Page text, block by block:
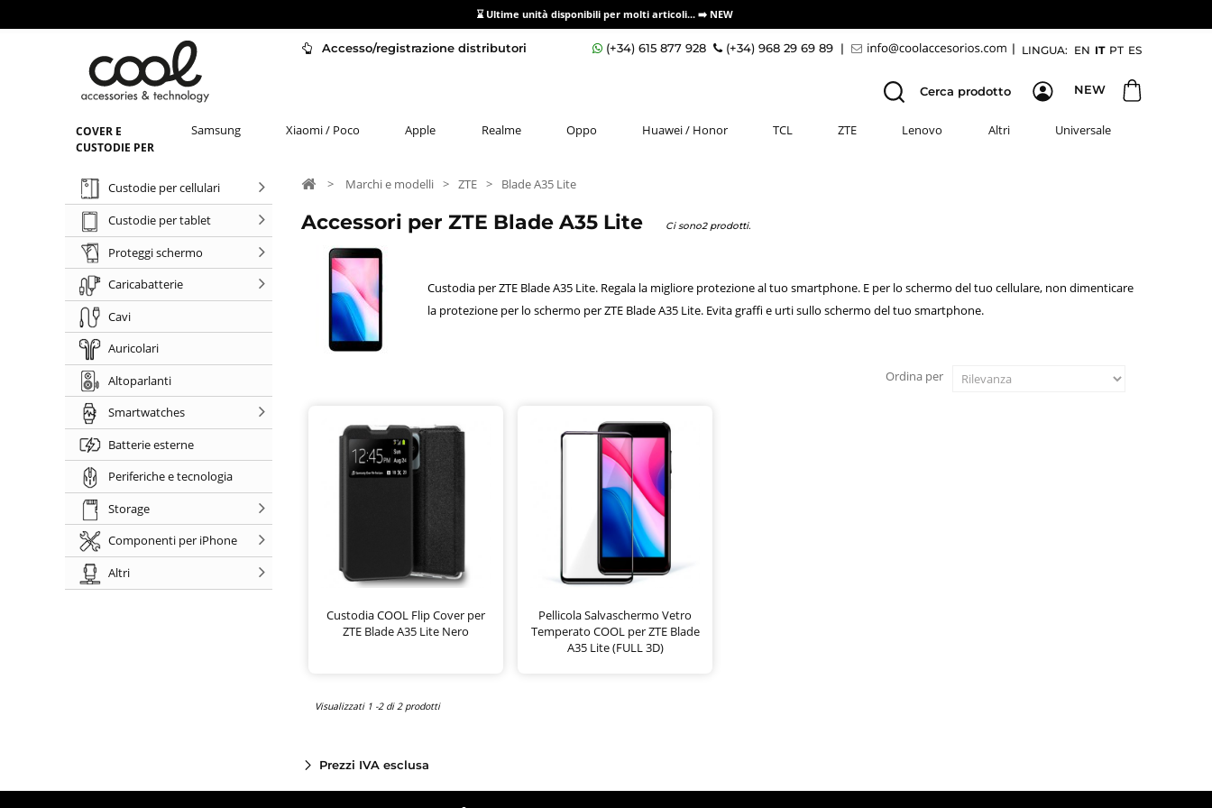
⌛ Ultime unità disponibili per molti articoli... ➡️ NEW
Accesso/registrazione distributori LINGUA: EN IT PT ES
(+34) 615 877 928 (+34) 968 29 69 89 | |
NEW
Cerca prodotto
COVER E
CUSTODIE PER
Samsung Xiaomi / Poco Apple Realme Oppo Huawei / Honor TCL ZTE Lenovo Altri Universale
Custodie per cellulari
Custodie per tablet
Proteggi schermo
Caricabatterie
Cavi
Auricolari
Altoparlanti
Smartwatches
Batterie esterne
Periferiche e tecnologia
Storage
Componenti per iPhone
Altri
> Marchi e modelli > ZTE > Blade A35 Lite
Accessori per ZTE Blade A35 Lite Ci sono2 prodotti.
Custodia per ZTE Blade A35 Lite. Regala la migliore protezione al tuo smartphone. E per lo schermo del tuo cellulare, non dimenticare
la protezione per lo schermo per ZTE Blade A35 Lite. Evita graffi e urti sullo schermo del tuo smartphone.
Ordina per
Custodia COOL Flip Cover per
ZTE Blade A35 Lite Nero
Pellicola Salvaschermo Vetro
Temperato COOL per ZTE Blade
A35 Lite (FULL 3D)
Visualizzati 1 -2 di 2 prodotti
Prezzi IVA esclusa